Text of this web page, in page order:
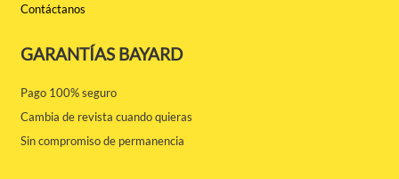
Contáctanos
GARANTÍAS BAYARD
Pago 100% seguro
Cambia de revista cuando quieras
Sin compromiso de permanencia